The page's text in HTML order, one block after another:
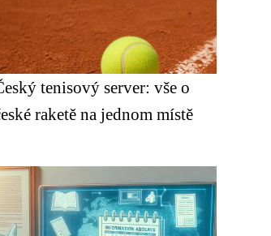
tenisový server: vše o
raketě na jednom místě